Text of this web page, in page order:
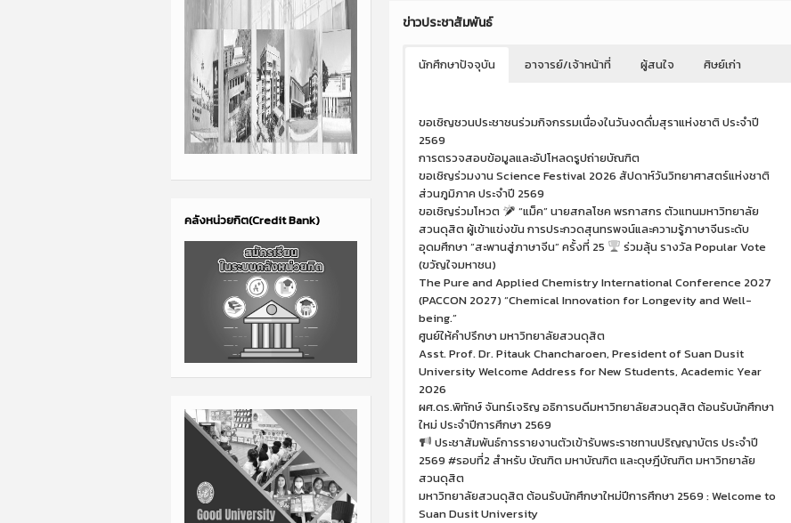
คลังหน่วยกิต(Credit Bank)
ข่าวประชาสัมพันธ์
นักศึกษาปัจจุบัน อาจารย์/เจ้าหน้าที่ ผู้สนใจ ศิษย์เก่า
ขอเชิญชวนประชาชนร่วมกิจกรรมเนื่องในวันงดดื่มสุราแห่งชาติ ประจำปี
2569
การตรวจสอบข้อมูลและอัปโหลดรูปถ่ายบัณฑิต
ขอเชิญร่วมงาน Science Festival 2026 สัปดาห์วันวิทยาศาสตร์แห่งชาติ
ส่วนภูมิภาค ประจำปี 2569
ขอเชิญร่วมโหวต
“แม็ค” นายสกลโชค พรกาสกร ตัวแทนมหาวิทยาลัย
สวนดุสิต ผู้เข้าแข่งขัน การประกวดสุนทรพจน์และความรู้ภาษาจีนระดับ
อุดมศึกษา “สะพานสู่ภาษาจีน” ครั้งที่ 25
ร่วมลุ้น รางวัล Popular Vote
(ขวัญใจมหาชน)
The Pure and Applied Chemistry International Conference 2027
(PACCON 2027) “Chemical Innovation for Longevity and Well-
being.”
ศูนย์ให้คำปรึกษา มหาวิทยาลัยสวนดุสิต
Asst. Prof. Dr. Pitauk Chancharoen, President of Suan Dusit
University Welcome Address for New Students, Academic Year
2026
ผศ.ดร.พิทักษ์ จันทร์เจริญ อธิการบดีมหาวิทยาลัยสวนดุสิต ต้อนรับนักศึกษา
ใหม่ ประจำปีการศึกษา 2569
ประชาสัมพันธ์การรายงานตัวเข้ารับพระราชทานปริญญาบัตร ประจำปี
2569 #รอบที่2 สำหรับ บัณฑิต มหาบัณฑิต และดุษฎีบัณฑิต มหาวิทยาลัย
สวนดุสิต
มหาวิทยาลัยสวนดุสิต ต้อนรับนักศึกษาใหม่ปีการศึกษา 2569 : Welcome to
Suan Dusit University